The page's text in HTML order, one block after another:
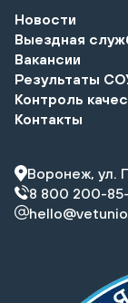
Новости
Выездная
Вакансии
Результаты
Контроль
Контакты
Воронеж, ул.
8 800 200-